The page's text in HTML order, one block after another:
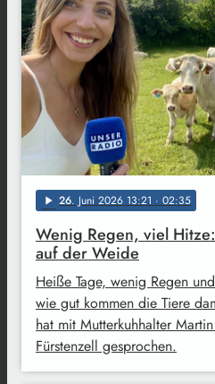
play_arrow 26. Juni 2026 13:21 · 02:35
Wenig Regen, viel
auf der Weide
Heiße Tage, wenig Regen
wie gut kommen die Tiere
hat mit Mutterkuhhalter
Fürstenzell gesprochen.